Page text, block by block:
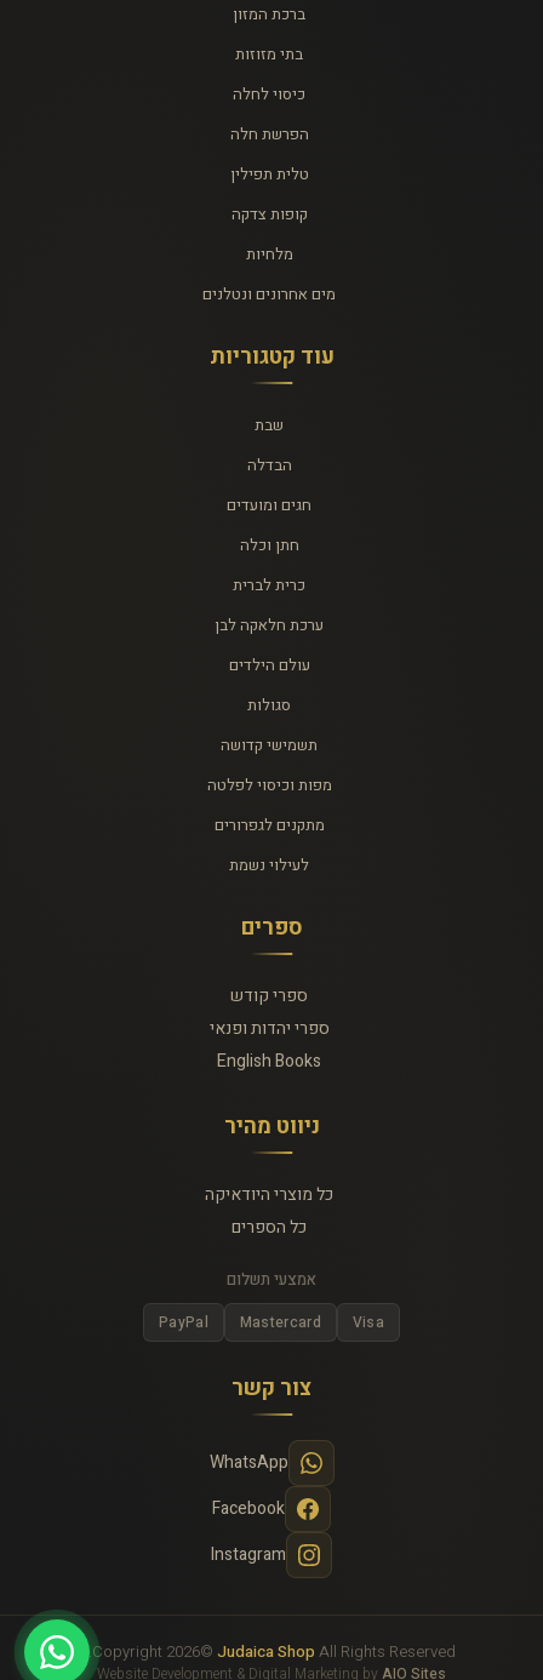
ברכת המזון
בתי מזוזות
כיסוי לחלה
הפרשת חלה
טלית תפילין
קופות צדקה
מלחיות
מים אחרונים ונטלנים
עוד קטגוריות
שבת
הבדלה
חגים ומועדים
חתן וכלה
כרית לברית
ערכת חלאקה לבן
עולם הילדים
סגולות
תשמישי קדושה
מפות וכיסוי לפלטה
מתקנים לגפרורים
לעילוי נשמת
ספרים
ספרי קודש
ספרי יהדות ופנאי
English Books
ניווט מהיר
כל מוצרי היודאיקה
כל הספרים
אמצעי תשלום
Visa
Mastercard
PayPal
צור קשר
WhatsApp
Facebook
Instagram
Copyright 2026© Judaica Shop All Rights Reserved.
Website Development & Digital Marketing by AIO Sites